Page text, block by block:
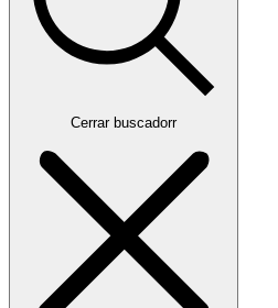
Cerrar buscadorr